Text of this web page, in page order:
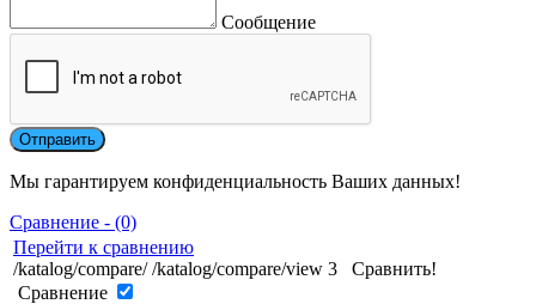
Сообщение
Мы гарантируем конфиденциальность Ваших данных!
Сравнение - (0)
Перейти к сравнению
/katalog/compare/ /katalog/compare/view 3
Сравнить!
Cравнение